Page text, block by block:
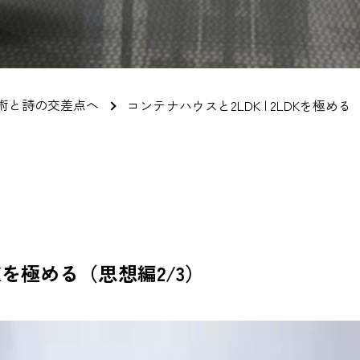
と詩の交差点へ コンテナハウスと2LDK | 2LDKを極め
極める（思想編2/3）